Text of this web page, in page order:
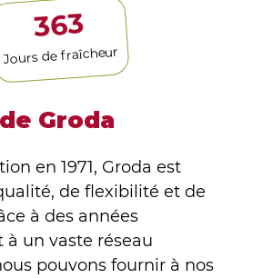
365
Jours de fraîcheur
Groda
en 1971, Groda est
de flexibilité et de
à des années
à un vaste réseau
pouvons fournir à nos